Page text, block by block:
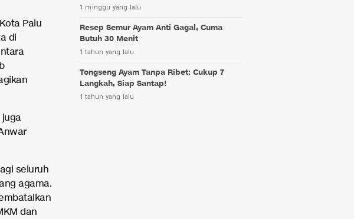
Palu
di
seluruh
agama.
dan
1 minggu yang lalu
Resep Semur Ayam Anti Gagal, Cuma
Butuh 30 Menit
1 tahun yang lalu
Tongseng Ayam Tanpa Ribet: Cukup 7
Langkah, Siap Santap!
1 tahun yang lalu